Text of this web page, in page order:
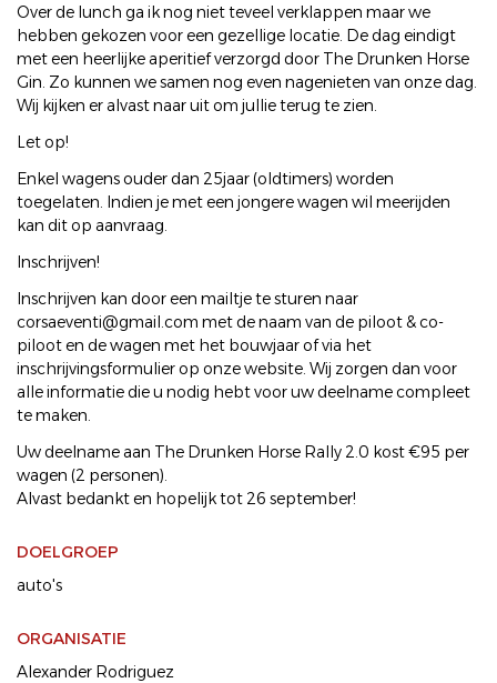
Over de lunch ga ik nog niet teveel verklappen maar we
hebben gekozen voor een gezellige locatie. De dag eindigt
met een heerlijke aperitief verzorgd door The Drunken Horse
Gin. Zo kunnen we samen nog even nagenieten van onze dag.
Wij kijken er alvast naar uit om jullie terug te zien.
Let op!
Enkel wagens ouder dan 25jaar (oldtimers) worden
toegelaten. Indien je met een jongere wagen wil meerijden
kan dit op aanvraag.
Inschrijven!
Inschrijven kan door een mailtje te sturen naar
corsaeventi@gmail.com met de naam van de piloot & co-
piloot en de wagen met het bouwjaar of via het
inschrijvingsformulier op onze website. Wij zorgen dan voor
alle informatie die u nodig hebt voor uw deelname compleet
te maken.
Uw deelname aan The Drunken Horse Rally 2.0 kost €95 per
wagen (2 personen).
Alvast bedankt en hopelijk tot 26 september!
DOELGROEP
auto's
ORGANISATIE
Alexander Rodriguez